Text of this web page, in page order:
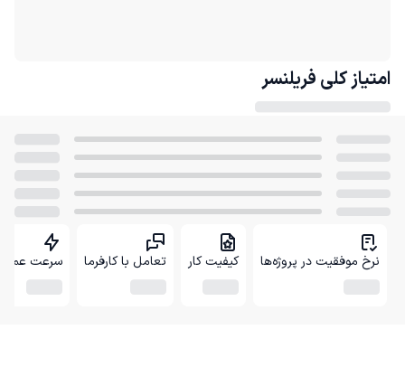
امتیاز کلی فریلنسر
نرخ موفقیت در پروژه‌ها کیفیت کار تعامل با کارفرما سرعت عمل